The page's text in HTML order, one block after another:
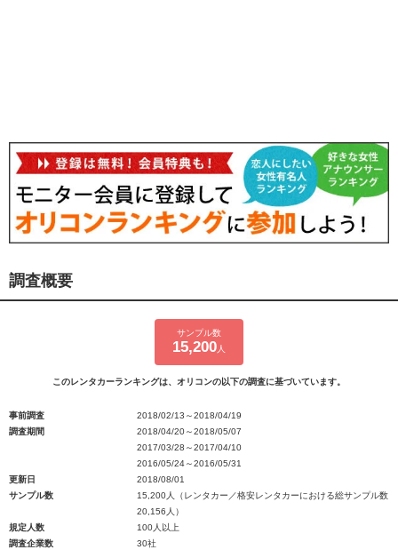
調査概要
サンプル数
15,200 人
このレンタカーランキングは、オリコンの以下の調査に基づいています。
事前調査
2018/02/13～2018/04/19
調査期間
2018/04/20～2018/05/07
2017/03/28～2017/04/10
2016/05/24～2016/05/31
更新日
2018/08/01
サンプル数
15,200人（レンタカー／格安レンタカーにおける総サンプル数
20,156人）
規定人数
100人以上
調査企業数
30社